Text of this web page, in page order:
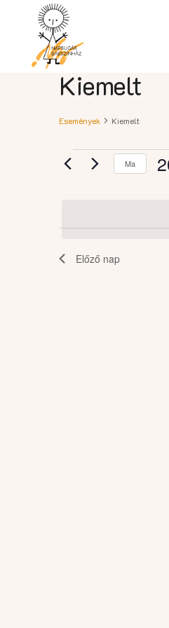
Kiemelt
Események Kiemelt
2026.
Ma
Előző nap